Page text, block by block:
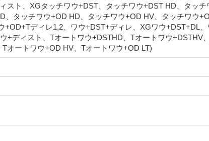
スト、XGタッチワウ+DST、タッチワウ+DST HD、タッチ
タッチワウ+OD HD、タッチワウ+OD HV、タッチワウ
ディレ1,2、ワウ+DST+ディレ、XGワウ+DST+DL
+ディスト、Tオートワウ+DSTHD、Tオートワウ+DSTHV
オートワウ+OD HV、Tオートワウ+OD LT)